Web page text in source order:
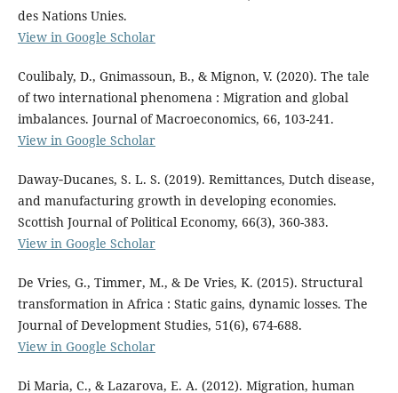
des Nations Unies.
View in Google Scholar
Coulibaly, D., Gnimassoun, B., & Mignon, V. (2020). The tale
of two international phenomena : Migration and global
imbalances. Journal of Macroeconomics, 66, 103-241.
View in Google Scholar
Daway‐Ducanes, S. L. S. (2019). Remittances, Dutch disease,
and manufacturing growth in developing economies.
Scottish Journal of Political Economy, 66(3), 360-383.
View in Google Scholar
De Vries, G., Timmer, M., & De Vries, K. (2015). Structural
transformation in Africa : Static gains, dynamic losses. The
Journal of Development Studies, 51(6), 674-688.
View in Google Scholar
Di Maria, C., & Lazarova, E. A. (2012). Migration, human